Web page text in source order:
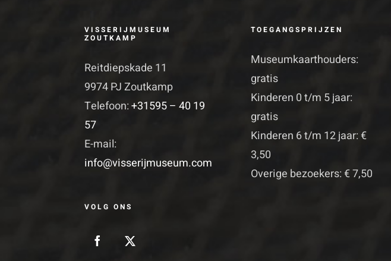
VISSERIJMUSEUM
ZOUTKAMP
Reitdiepskade 11
9974 PJ Zoutkamp
Telefoon:+31595 – 40 19
57
E-mail:
info@visserijmuseum.com
VOLG ONS
TOEGANGSPRIJZEN
Museumkaarthouders:
gratis
Kinderen 0 t/m 5 jaar:
gratis
Kinderen 6 t/m 12 jaar: €
3,50
Overige bezoekers: € 7,50